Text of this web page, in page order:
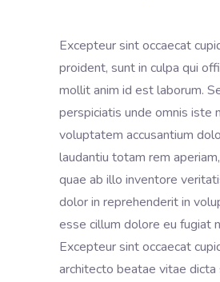
Excepteur sint occaecat
proident, sunt in culpa qui
mollit anim id est laborum.
perspiciatis unde omnis iste
voluptatem accusantium
laudantiu totam rem
quae ab illo inventore
dolor in reprehenderit in
esse cillum dolore eu fugiat
Excepteur sint occaecat
architecto beatae vitae dicta